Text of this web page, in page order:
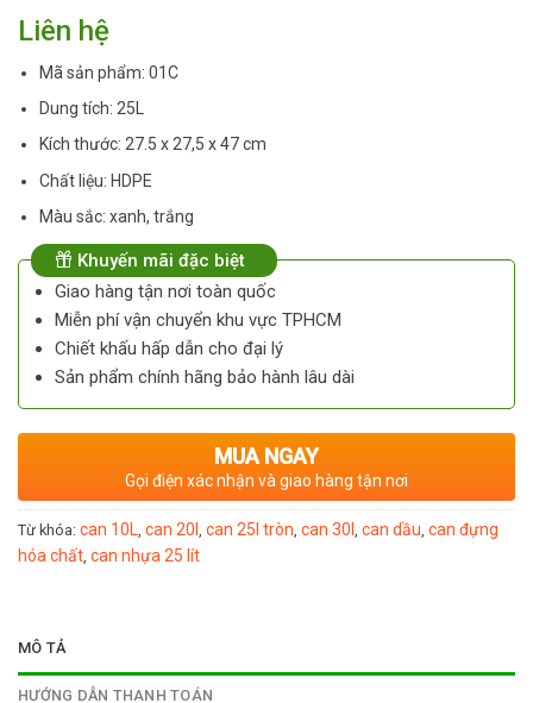
Liên hệ
Mã sản phẩm: 01C
Dung tích: 25L
Kích thước: 27.5 x 27,5 x 47 cm
Chất liệu: HDPE
Màu sắc: xanh, trắng
Khuyến mãi đặc biệt
Giao hàng tận nơi toàn quốc
Miễn phí vận chuyển khu vực TPHCM
Chiết khấu hấp dẫn cho đại lý
Sản phẩm chính hãng bảo hành lâu dài
MUA NGAY
Gọi điện xác nhận và giao hàng tận nơi
Từ khóa: can 10L, can 20l , can 25l tròn, can 30l , can dầu, can đựng
hóa chất, can nhựa 25 lít
MÔ TẢ
HƯỚNG DẪN THANH TOÁN